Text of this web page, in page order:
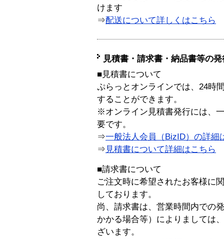
けます
⇒配送について詳しくはこちら
見積書・請求書・納品書等の
■見積書について
ぷらっとオンラインでは、24時
することができます。
※オンライン見積書発行には、
要です。
⇒一般法人会員（BizID）の詳細
⇒ 見積書について詳細はこちら
■請求書について
ご注文時に希望されたお客様に
しております。
尚、請求書は、営業時間内での
かかる場合等）によりましては
ざいます。